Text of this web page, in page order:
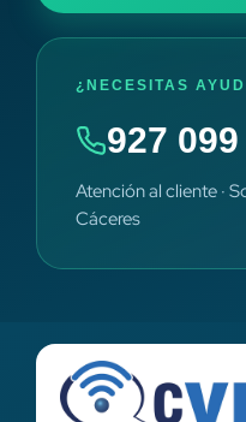
¿NECESITAS
927
Atención al cliente ·
Cáceres